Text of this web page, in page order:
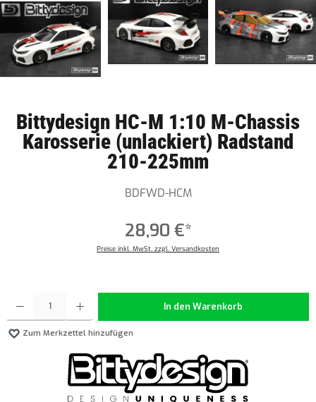
Bittydesign HC-M 1:10 M-Chassis
Karosserie (unlackiert) Radstand
210-225mm
BDFWD-HCM
28,90 €*
Preise inkl. MwSt. zzgl. Versandkosten
In den Warenkorb
Zum Merkzettel hinzufügen